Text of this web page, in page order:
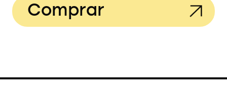
Comprar